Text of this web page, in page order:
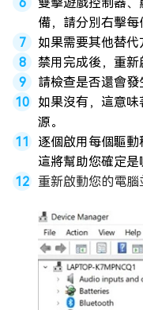
備，請分別右擊每
如果需要其他替代
禁用完成後，重新
請檢查是否還會發
如果沒有，這意
源。
逐個啟用每個驅動
這將幫助您確定是
重新啟動您的電腦